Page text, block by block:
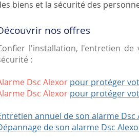
biens et la sécurité des
nos offres
l'installation, l'entretien
:
Dsc Alexor pour protéger
Dsc Alexor pour protéger
annuel de son alarme Dsc
de son alarme Dsc